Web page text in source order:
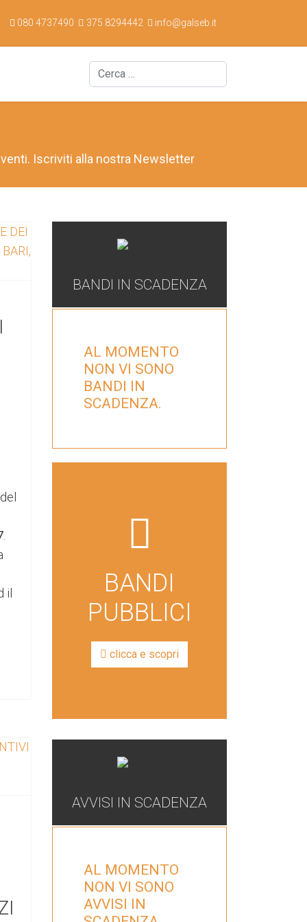
080 4737490 375 8294442 info@galseb.it
Cerca
Iscriviti alla nostra Newsletter
.
il
BANDI IN SCADENZA
AL MOMENTO
NON VI SONO
BANDI IN
SCADENZA.
lines
BANDI
PUBBLICI
clicca e scopri
AVVISI IN SCADENZA
AL MOMENTO
NON VI SONO
AVVISI IN